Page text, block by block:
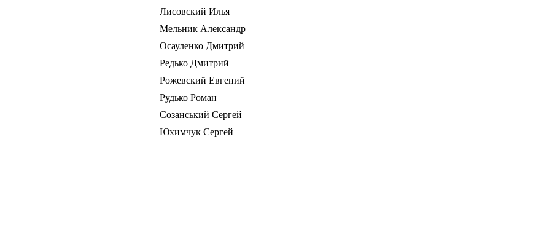
Лисовский Илья
Мельник Александр
Осауленко Дмитрий
Редько Дмитрий
Рожевский Евгений
Рудько Роман
Созанський Сергей
Юхимчук Сергей